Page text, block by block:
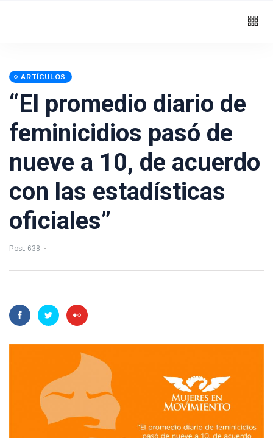
ARTÍCULOS
“El promedio diario de
feminicidios pasó de
nueve a 10, de acuerdo
con las estadísticas
oficiales”
Post: 638